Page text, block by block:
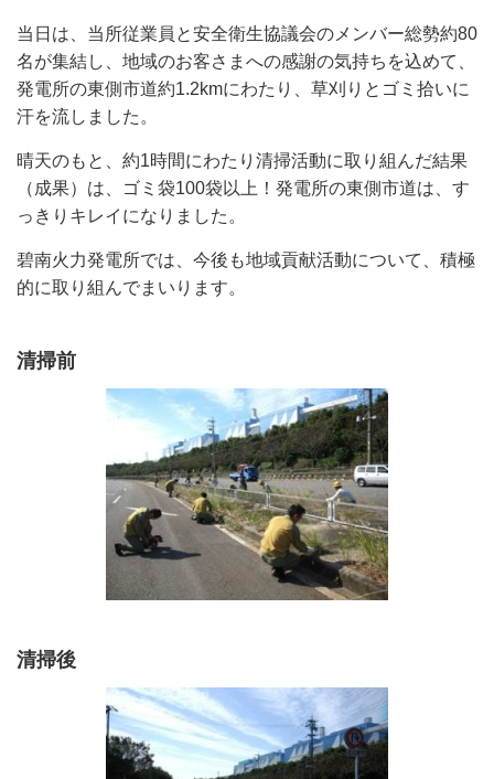
当日は、当所従業員と安全衛生協議会のメンバー総勢約80
名が集結し、地域のお客さまへの感謝の気持ちを込めて、
発電所の東側市道約1.2kmにわたり、草刈りとゴミ拾いに
汗を流しました。
晴天のもと、約1時間にわたり清掃活動に取り組んだ結果
（成果）は、ゴミ袋100袋以上！発電所の東側市道は、す
っきりキレイになりました。
碧南火力発電所では、今後も地域貢献活動について、積極
的に取り組んでまいります。
清掃前
清掃後